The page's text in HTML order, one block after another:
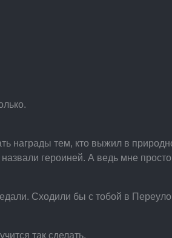
награды тем, кто выжил в
героиней. А ведь мне
Сходили бы с тобой в
так сделать.